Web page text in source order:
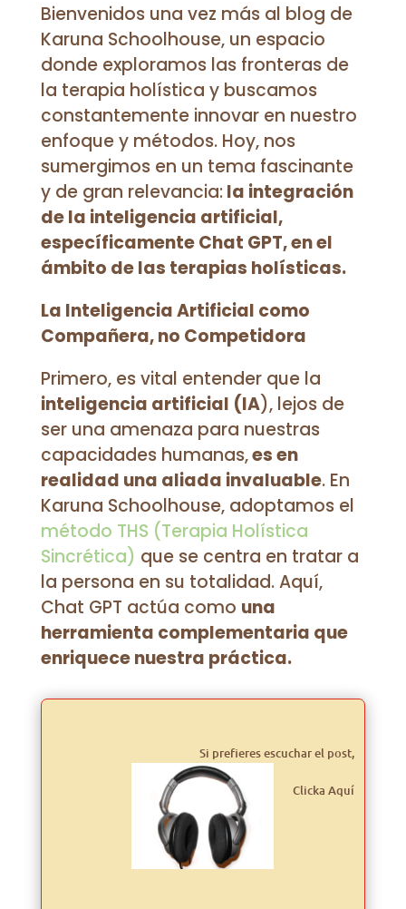
Bienvenidos una vez más al blog de
Karuna Schoolhouse, un espacio
donde exploramos las fronteras de
la terapia holística y buscamos
constantemente innovar en nuestro
enfoque y métodos. Hoy, nos
sumergimos en un tema fascinante
y de gran relevancia:la integración
de la inteligencia artificial,
específicamente Chat GPT, en el
ámbito de las terapias holísticas.
La Inteligencia Artificial como
Compañera, no Competidora
Primero, es vital entender que la
inteligencia artificial (IA), lejos de
ser una amenaza para nuestras
capacidades humanas,es en
realidad una aliada invaluable. En
Karuna Schoolhouse, adoptamos el
método THS (Terapia Holística
Sincrética) que se centra en tratar a
la persona en su totalidad. Aquí,
Chat GPT actúa como una
herramienta complementaria que
enriquece nuestra práctica.
Si prefieres escuchar el post,
Clicka Aquí